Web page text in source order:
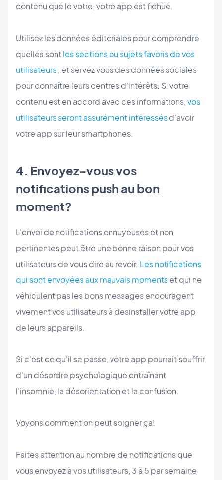
contenu que le votre, votre app est fichue.
Utilisez les données éditoriales pour comprendre
quelles sontles sections ou sujets favoris de vos
utilisateurs , et servez vous des données sociales
pour connaître leurs centres d'intérêts. Si votre
contenu est en accord avec ces informations,vos
utilisateurs seront assurément intéressésd'avoir
votre app sur leur smartphones.
4. Envoyez-vous vos
notifications push au bon
moment?
L'envoi de notifications ennuyeuses et non
pertinentes peut être une bonne raison pour vos
utilisateurs de vous dire au revoir. Les notifications
qui sont envoyées aux mauvais momentset qui ne
véhiculent pas les bons messages encouragent
vivement vos utilisateurs à desinstaller votre app
de leurs appareils.
Si c'est ce qu'il se passe, votre app pourrait souffrir
d'un désordre psychologique entraînant
l'insomnie, la désorientation et la confusion.
Voyons comment on peut soigner ça!
Faites attention au nombre de notifications que
vous envoyez à vos utilisateurs, 3 à 5 par semaine